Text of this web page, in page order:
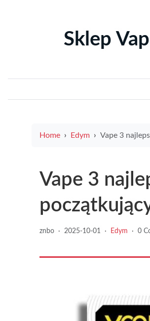
Sklep
Home Edym Vape 3 najlepsze
Vape 3
znbo · 2025-10-01 · Edym · 0